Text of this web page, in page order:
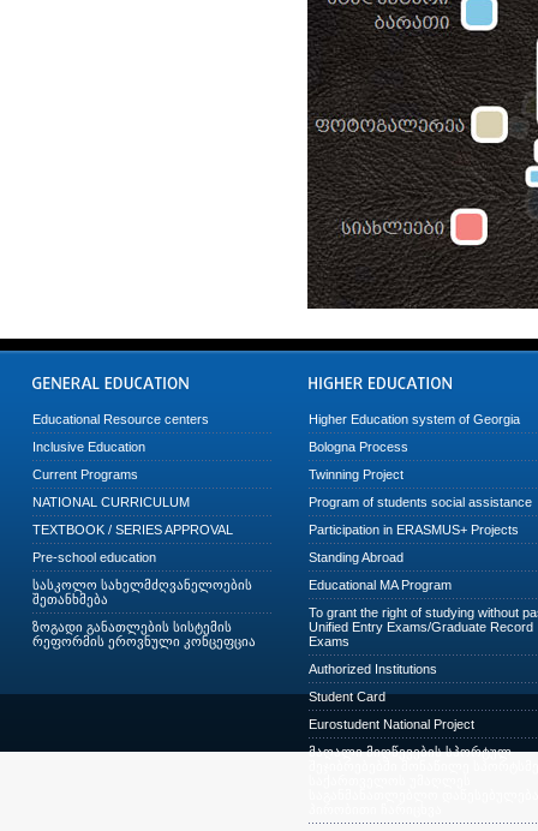
Educational Resource centers
Inclusive Education
Current Programs
NATIONAL CURRICULUM
TEXTBOOK / SERIES APPROVAL
Pre-school education
სასკოლო სახელმძღვანელოების
შეთანხმება
ზოგადი განათლების სისტემის
რეფორმის ეროვნული კონცეფცია
Higher Education system of Georgia
Bologna Process
Twinning Project
Program of students social assistance
Participation in ERASMUS+ Projects
Standing Abroad
Educational MA Program
To grant the right of studying without
Unified Entry Exams/Graduate Record
Exams
Authorized Institutions
Student Card
Eurostudent National Project
მაღალი მიღწევების სპორტულ